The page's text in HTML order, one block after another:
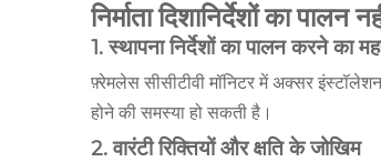
निर्माता दिशानिर्देशों का पालन
1. स्थापना निर्देशों का पालन करने का
फ़्रेमलेस सीसीटीवी मॉनिटर में अक्सर
होने की समस्या हो सकती है।
2. वारंटी रिक्तियों और क्षति के जोखिम